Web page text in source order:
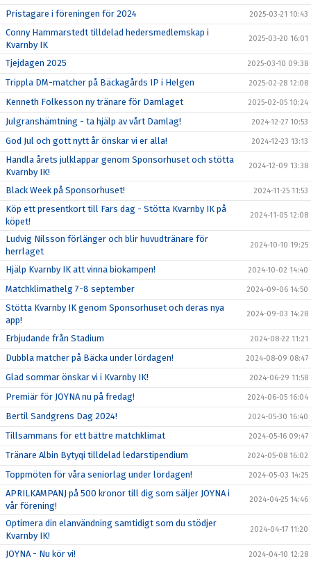
Pristagare i föreningen för 2024 2025-03-21 10:43
Conny Hammarstedt tilldelad hedersmedlemskap i
Kvarnby IK
2025-03-20 16:01
Tjejdagen 2025 2025-03-10 09:38
Trippla DM-matcher på Bäckagårds IP i Helgen 2025-02-28 12:08
Kenneth Folkesson ny tränare för Damlaget 2025-02-05 10:24
Julgranshämtning - ta hjälp av vårt Damlag! 2024-12-27 10:53
God Jul och gott nytt år önskar vi er alla! 2024-12-23 13:13
Handla årets julklappar genom Sponsorhuset och stötta
Kvarnby IK!
2024-12-09 13:38
Black Week på Sponsorhuset! 2024-11-25 11:53
Köp ett presentkort till Fars dag - Stötta Kvarnby IK på
köpet!
2024-11-05 12:08
Ludvig Nilsson förlänger och blir huvudtränare för
herrlaget
2024-10-10 19:25
Hjälp Kvarnby IK att vinna biokampen! 2024-10-02 14:40
Matchklimathelg 7-8 september 2024-09-06 14:50
Stötta Kvarnby IK genom Sponsorhuset och deras nya
app!
2024-09-03 14:28
Erbjudande från Stadium 2024-08-22 11:21
Dubbla matcher på Bäcka under lördagen! 2024-08-09 08:47
Glad sommar önskar vi i Kvarnby IK! 2024-06-29 11:58
Premiär för JOYNA nu på fredag! 2024-06-05 16:04
Bertil Sandgrens Dag 2024! 2024-05-30 16:40
Tillsammans för ett bättre matchklimat 2024-05-16 09:47
Tränare Albin Bytyqi tilldelad ledarstipendium 2024-05-08 16:02
Toppmöten för våra seniorlag under lördagen! 2024-05-03 14:25
APRILKAMPANJ på 500 kronor till dig som säljer JOYNA i
vår förening!
2024-04-25 14:46
Optimera din elanvändning samtidigt som du stödjer
Kvarnby IK!
2024-04-17 11:20
JOYNA - Nu kör vi! 2024-04-10 12:28